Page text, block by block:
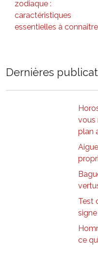
zodiaque :
caractéristiques
essentielles à connaître
Dernières
vous
plan
Test
ce